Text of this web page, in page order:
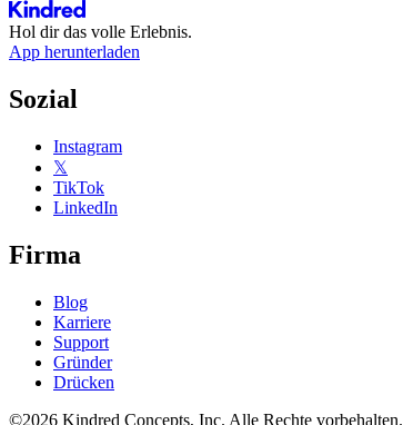
Hol dir das volle Erlebnis.
App herunterladen
Sozial
Instagram
𝕏
TikTok
LinkedIn
Firma
Blog
Karriere
Support
Gründer
Drücken
©2026 Kindred Concepts, Inc. Alle Rechte vorbehalten.